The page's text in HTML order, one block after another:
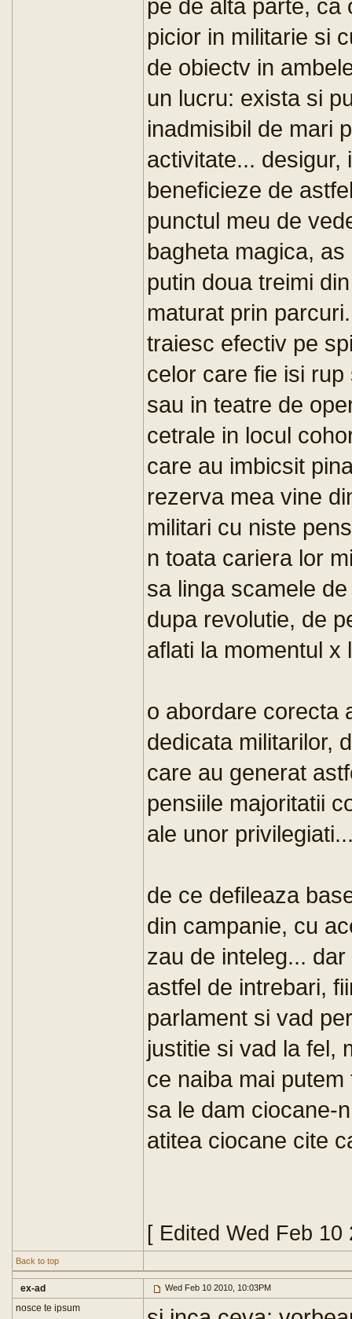
pe de alta parte, ca
picior in militarie si
de obiectv in
un lucru: exista si
inadmisibil de mari
activitate... desigur,
beneficieze de
punctul meu de
bagheta magica,
putin doua treimi
maturat prin
traiesc efectiv pe
celor care fie isi
sau in teatre de
cetrale in locul
care au imbicsit
rezerva mea vine
militari cu niste
n toata cariera lor
sa linga scamele
dupa revolutie, de
aflati la momentul x
o abordare corecta
dedicata militarilor,
care au generat
pensiile majoritatii
ale unor
de ce defileaza
din campanie, cu
zau de inteleg...
astfel de intrebari,
parlament si vad
justitie si vad la fel,
ce naiba mai
sa le dam ciocane-
atitea ciocane cite
[ Edited Wed Feb 10
Back to top
ex-ad Wed Feb 10 2010, 10:03PM
nosce te ipsum